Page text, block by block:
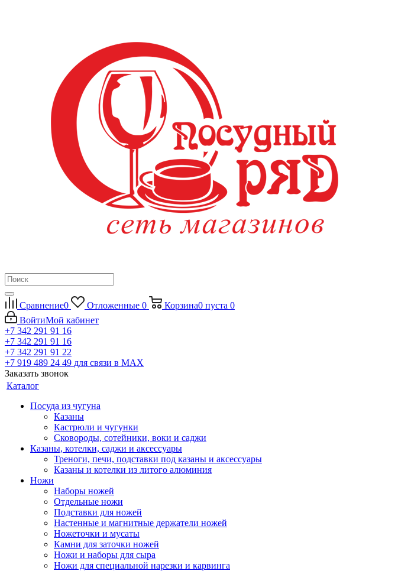
Сравнение0 Отложенные 0 Корзина0 пуста 0
ВойтиМой кабинет
+7 342 291 91 16
+7 342 291 91 16
+7 342 291 91 22
+7 919 489 24 49 для связи в МАХ
Заказать звонок
Каталог
Посуда из чугуна
Казаны
Кастрюли и чугунки
Сковороды, сотейники, воки и саджи
Казаны, котелки, саджи и аксессуары
Треноги, печи, подставки под казаны и аксессуары
Казаны и котелки из литого алюминия
Ножи
Наборы ножей
Отдельные ножи
Подставки для ножей
Настенные и магнитные держатели ножей
Ножеточки и мусаты
Камни для заточки ножей
Ножи и наборы для сыра
Ножи для специальной нарезки и карвинга